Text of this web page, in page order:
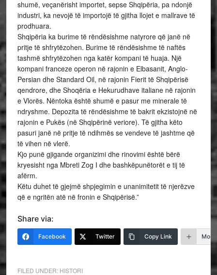
shumë, veçanërisht importet, sepse Shqipëria, pa ndonjë
industri, ka nevojë të importojë të gjitha llojet e mallrave të
prodhuara.
Shqipëria ka burime të rëndësishme natyrore që janë në
pritje të shfrytëzohen. Burime të rëndësishme të naftës
tashmë shfrytëzohen nga katër kompani të huaja. Një
kompani franceze operon në rajonin e Elbasanit, Anglo-
Persian dhe Standard Oil, në rajonin Fierit të Shqipërisë
qendrore, dhe Shoqëria e Hekurudhave italiane në rajonin
e Vlorës. Nëntoka është shumë e pasur me minerale të
ndryshme. Depozita të rëndësishme të bakrit ekzistojnë në
rajonin e Pukës (në Shqipërinë veriore). Të gjitha këto
pasuri janë në pritje të ndihmës se vendeve të jashtme që
të vihen në vlerë.
Kjo punë gjigande organizimi dhe rinovimi është bërë
kryesisht nga Mbreti Zog I dhe bashkëpunëtorët e tij të
afërm.
Këtu duhet të gjejmë shpjegimin e unanimitetit të njerëzve
që e ngritën atë në fronin e Shqipërisë.”
Share via:
Facebook Twitter Copy Link More
FILED UNDER: HISTORI